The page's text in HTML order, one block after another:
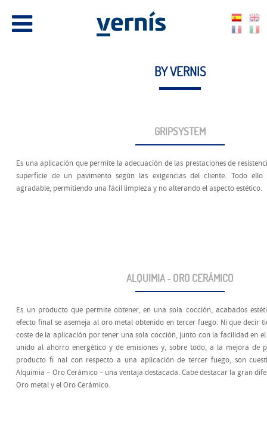
BY VERNIS
GRIPSYSTEM
Es una aplicación que permite la adecuación de las prestaciones de
superﬁcie de un pavimento según las exigencias del cliente. Todo
agradable, permitiendo una fácil limpieza y no alterando el aspecto estético.
ALQUIMIA - ORO CERÁMICO
Es un producto que permite obtener, en una sola cocción, acabados
efecto ﬁnal se asemeja al oro metal obtenido en tercer fuego. Ni que decir
coste de la aplicación por tener una sola cocción, junto con la facilidad en
unido al ahorro energético y de emisiones y, sobre todo, a la mejora de
producto ﬁ nal con respecto a una aplicación de tercer fuego, son
Alquimia – Oro Cerámico – una ventaja destacada. Cabe destacar la gran
Oro metal y el Oro Cerámico.